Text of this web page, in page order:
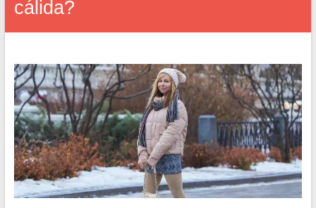
cálida?